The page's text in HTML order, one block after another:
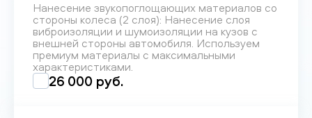
Нанесение звукопоглощающих материалов со
стороны колеса (2 слоя): Нанесение слоя
виброизоляции и шумоизоляции на кузов с
внешней стороны автомобиля. Используем
премиум материалы с максимальными
характеристиками.
26 000 руб.